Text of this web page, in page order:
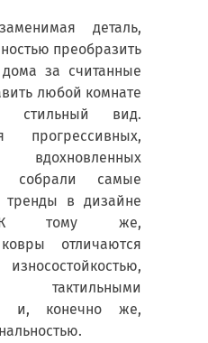
деталь,
преобразить
за считанные
любой комнате
стильный вид.
прогрессивных,
собрали самые
в дизайне
К тому же,
отличаются
и, конечно же,